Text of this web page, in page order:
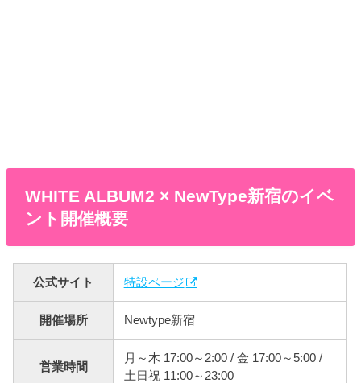
WHITE ALBUM2 × NewType新宿のイベ
ント開催概要
公式サイト 特設ページ
開催場所 Newtype新宿
営業時間
月～木 17:00～2:00 / 金 17:00～5:00 /
土日祝 11:00～23:00